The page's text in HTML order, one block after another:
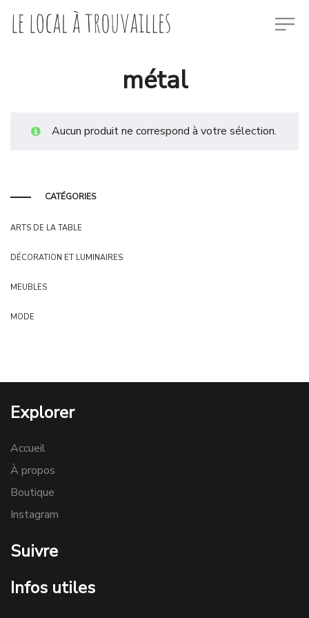
métal
Aucun produit ne correspond à votre sélection.
CATÉGORIES
ARTS DE LA TABLE
DÉCORATION ET LUMINAIRES
MEUBLES
MODE
Explorer
Accueil
À propos
Boutique
Instagram
Suivre
Infos utiles